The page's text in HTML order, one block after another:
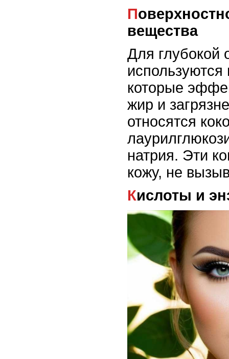
Поверхностно-активные
вещества
Для глубокой
которые
жир и
относятся
натрия. Эти
кожу, не
Кислоты и